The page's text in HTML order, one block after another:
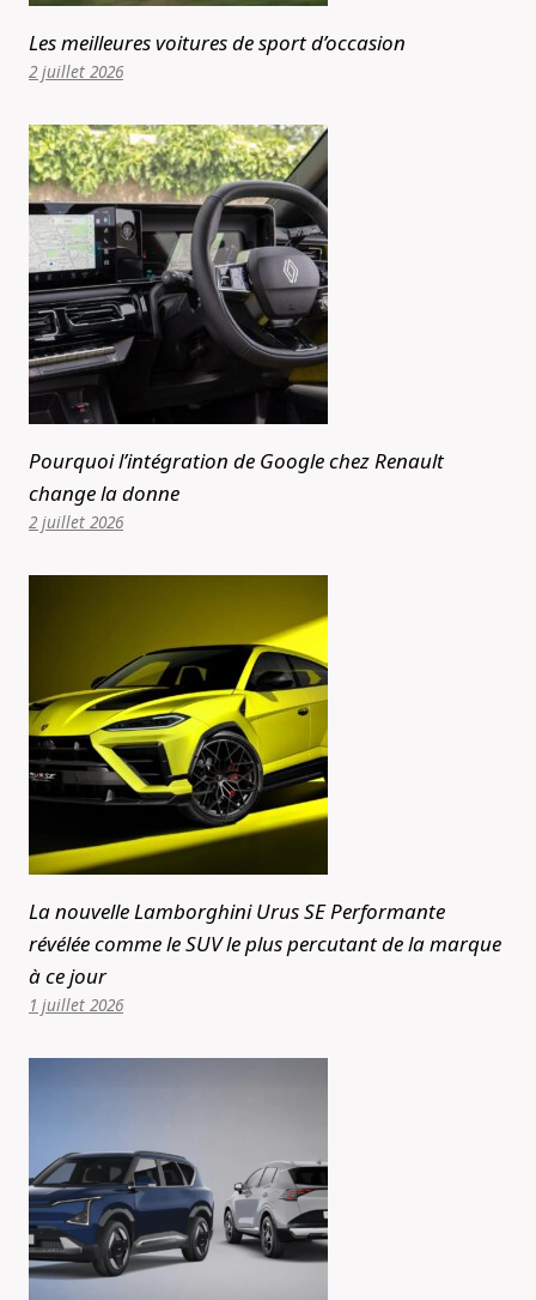
Les meilleures voitures de sport d’occasion
2 juillet 2026
Pourquoi l’intégration de Google chez Renault
change la donne
2 juillet 2026
La nouvelle Lamborghini Urus SE Performante
révélée comme le SUV le plus percutant de la marque
à ce jour
1 juillet 2026